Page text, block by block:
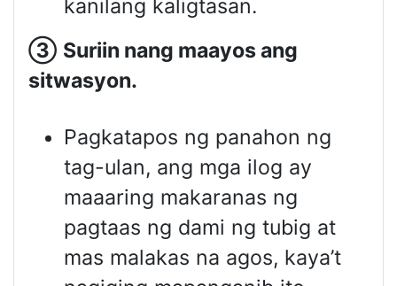
kanilang kaligtasan.
③ Suriin nang maayos ang
sitwasyon.
Pagkatapos ng panahon ng
tag-ulan, ang mga ilog ay
maaaring makaranas ng
pagtaas ng dami ng tubig at
mas malakas na agos, kaya’t